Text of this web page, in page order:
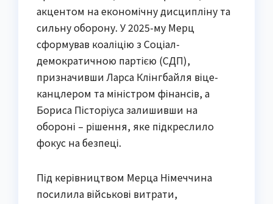
акцентом на економічну дисципліну та
сильну оборону. У 2025-му Мерц
сформував коаліцію з Соціал-
демократичною партією (СДП),
призначивши Ларса Клінгбайля віце-
канцлером та міністром фінансів, а
Бориса Пісторіуса залишивши на
обороні – рішення, яке підкреслило
фокус на безпеці.
Під керівництвом Мерца Німеччина
посилила військові витрати,